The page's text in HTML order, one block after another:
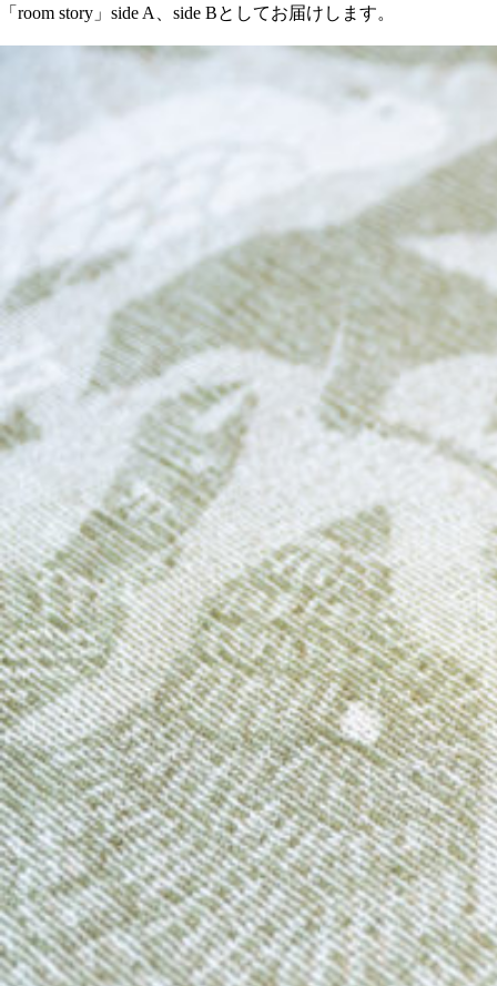
「room story」side A、side Bとしてお届けします。